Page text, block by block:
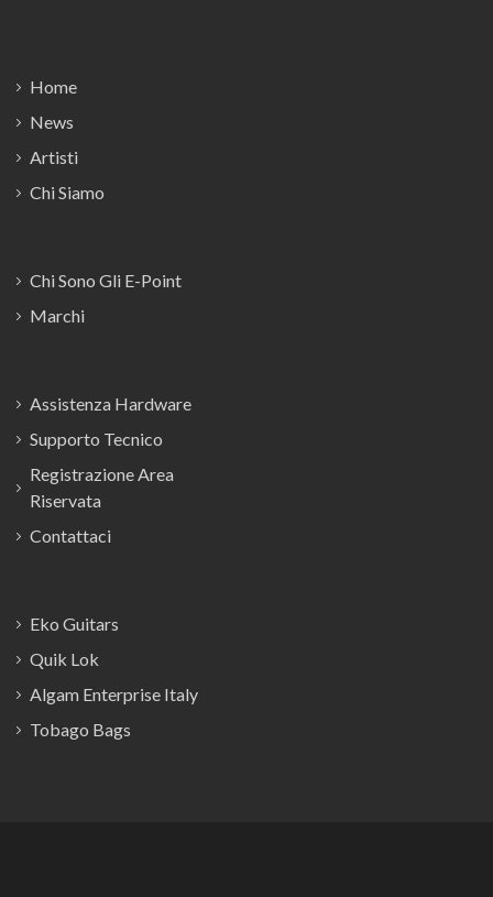
Home
News
Artisti
Chi Siamo
Chi Sono Gli E-Point
Marchi
Assistenza Hardware
Supporto Tecnico
Registrazione Area
Riservata
Contattaci
Eko Guitars
Quik Lok
Algam Enterprise Italy
Tobago Bags